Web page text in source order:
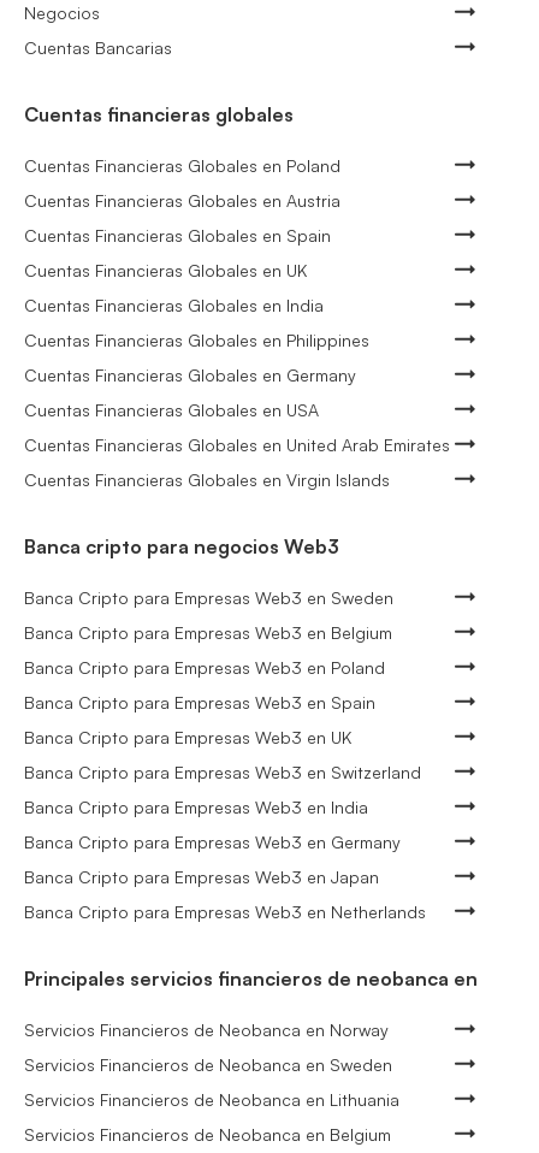
Negocios
Cuentas Bancarias
Cuentas financieras globales
Cuentas Financieras Globales en Poland
Cuentas Financieras Globales en Austria
Cuentas Financieras Globales en Spain
Cuentas Financieras Globales en UK
Cuentas Financieras Globales en India
Cuentas Financieras Globales en Philippines
Cuentas Financieras Globales en Germany
Cuentas Financieras Globales en USA
Cuentas Financieras Globales en United Arab Emirates
Cuentas Financieras Globales en Virgin Islands
Banca cripto para negocios Web3
Banca Cripto para Empresas Web3 en Sweden
Banca Cripto para Empresas Web3 en Belgium
Banca Cripto para Empresas Web3 en Poland
Banca Cripto para Empresas Web3 en Spain
Banca Cripto para Empresas Web3 en UK
Banca Cripto para Empresas Web3 en Switzerland
Banca Cripto para Empresas Web3 en India
Banca Cripto para Empresas Web3 en Germany
Banca Cripto para Empresas Web3 en Japan
Banca Cripto para Empresas Web3 en Netherlands
Principales servicios financieros de neobanca en
Servicios Financieros de Neobanca en Norway
Servicios Financieros de Neobanca en Sweden
Servicios Financieros de Neobanca en Lithuania
Servicios Financieros de Neobanca en Belgium